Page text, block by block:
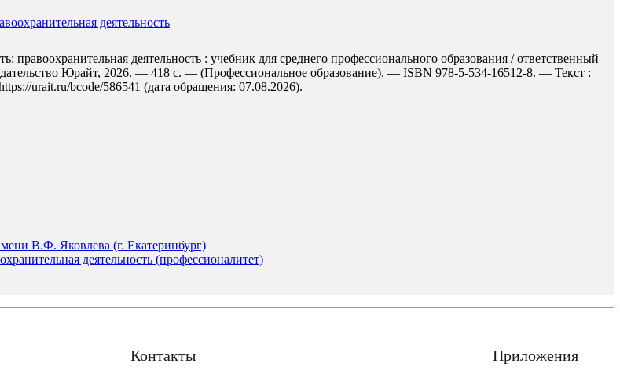
деятельность
правоохранительная деятельность : учебник для среднего профессионального образования / ответственный
Юрайт, 2026. — 418 с. — (Профессиональное образование). — ISBN 978-5-534-16512-8. — Текст :
urait.ru/bcode/586541 (дата обращения: 07.08.2026).
В.Ф. Яковлева (г. Екатеринбург)
деятельность (профессионалитет)
Контакты Приложения